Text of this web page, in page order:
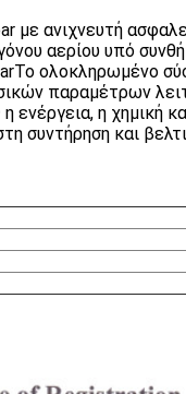
ανιχνευτή
αερίου υπό
ολοκληρωμένο
παραμέτρων
ενέργεια, η χημική
συντήρηση και